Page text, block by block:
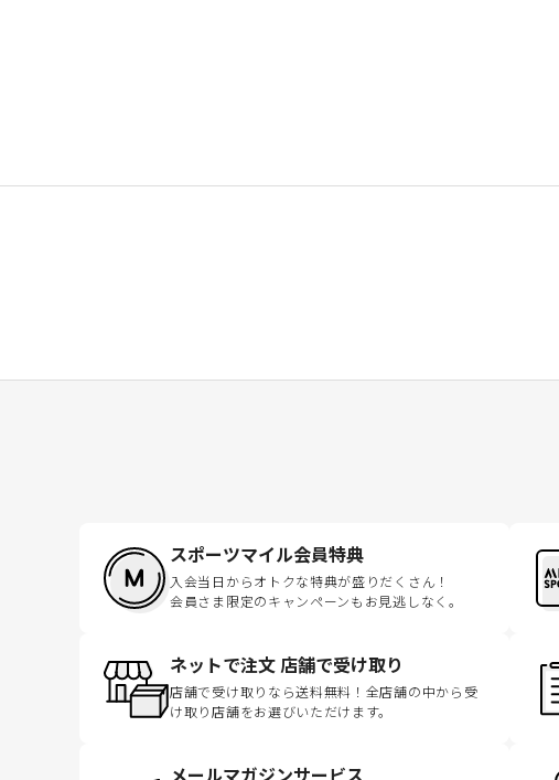
スポーツマイル会員特典
入会当日からオトクな特典が盛りだくさん！
会員さま限定のキャンペーンもお見逃しなく。
ネットで注文 店舗で受け取り
店舗で受け取りなら送料無料！全店舗の中から受
け取り店舗をお選びいただけます。
メールマガジンサービス